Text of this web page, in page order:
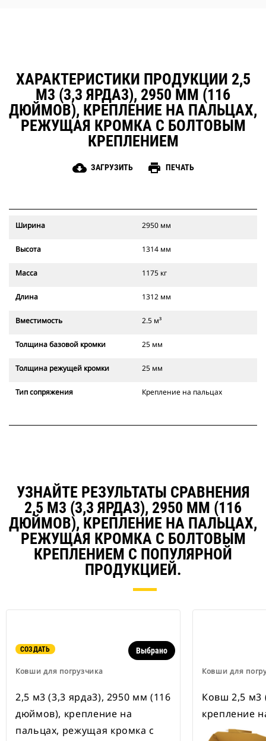
ХАРАКТЕРИСТИКИ ПРОДУКЦИИ 2,5
М3 (3,3 ЯРДА3), 2950 ММ (116
ДЮЙМОВ), КРЕПЛЕНИЕ НА ПАЛЬЦАХ,
РЕЖУЩАЯ КРОМКА С БОЛТОВЫМ
КРЕПЛЕНИЕМ
cloud_download ЗАГРУЗИТЬ print ПЕЧАТЬ
Ширина 2950 мм
Высота 1314 мм
Масса 1175 кг
Длина 1312 мм
Вместимость 2.5 м³
Толщина базовой кромки 25 мм
Толщина режущей кромки 25 мм
Тип сопряжения Крепление на пальцах
УЗНАЙТЕ РЕЗУЛЬТАТЫ СРАВНЕНИЯ
2,5 М3 (3,3 ЯРДА3), 2950 ММ (116
ДЮЙМОВ), КРЕПЛЕНИЕ НА ПАЛЬЦАХ,
РЕЖУЩАЯ КРОМКА С БОЛТОВЫМ
КРЕПЛЕНИЕМ С ПОПУЛЯРНОЙ
ПРОДУКЦИЕЙ.
СОЗДАТЬ
Ковши для погрузчика
Выбрано
2,5 м3 (3,3 ярда3), 2950 мм (116
дюймов), крепление на
пальцах, режущая кромка с
Ковши для
Ковш 2,5 м3
крепление